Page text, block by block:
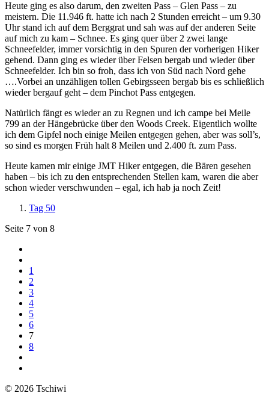
Heute ging es also darum, den zweiten Pass – Glen Pass – zu
meistern. Die 11.946 ft. hatte ich nach 2 Stunden erreicht – um 9.30
Uhr stand ich auf dem Berggrat und sah was auf der anderen Seite
auf mich zu kam – Schnee. Es ging quer über 2 zwei lange
Schneefelder, immer vorsichtig in den Spuren der vorherigen Hiker
gehend. Dann ging es wieder über Felsen bergab und wieder über
Schneefelder. Ich bin so froh, dass ich von Süd nach Nord gehe
….Vorbei an unzähligen tollen Gebirgsseen bergab bis es schließlich
wieder bergauf geht – dem Pinchot Pass entgegen.
Natürlich fängt es wieder an zu Regnen und ich campe bei Meile
799 an der Hängebrücke über den Woods Creek. Eigentlich wollte
ich dem Gipfel noch einige Meilen entgegen gehen, aber was soll’s,
so sind es morgen Früh halt 8 Meilen und 2.400 ft. zum Pass.
Heute kamen mir einige JMT Hiker entgegen, die Bären gesehen
haben – bis ich zu den entsprechenden Stellen kam, waren die aber
schon wieder verschwunden – egal, ich hab ja noch Zeit!
Tag 50
Seite 7 von 8
1
2
3
4
5
6
7
8
© 2026 Tschiwi